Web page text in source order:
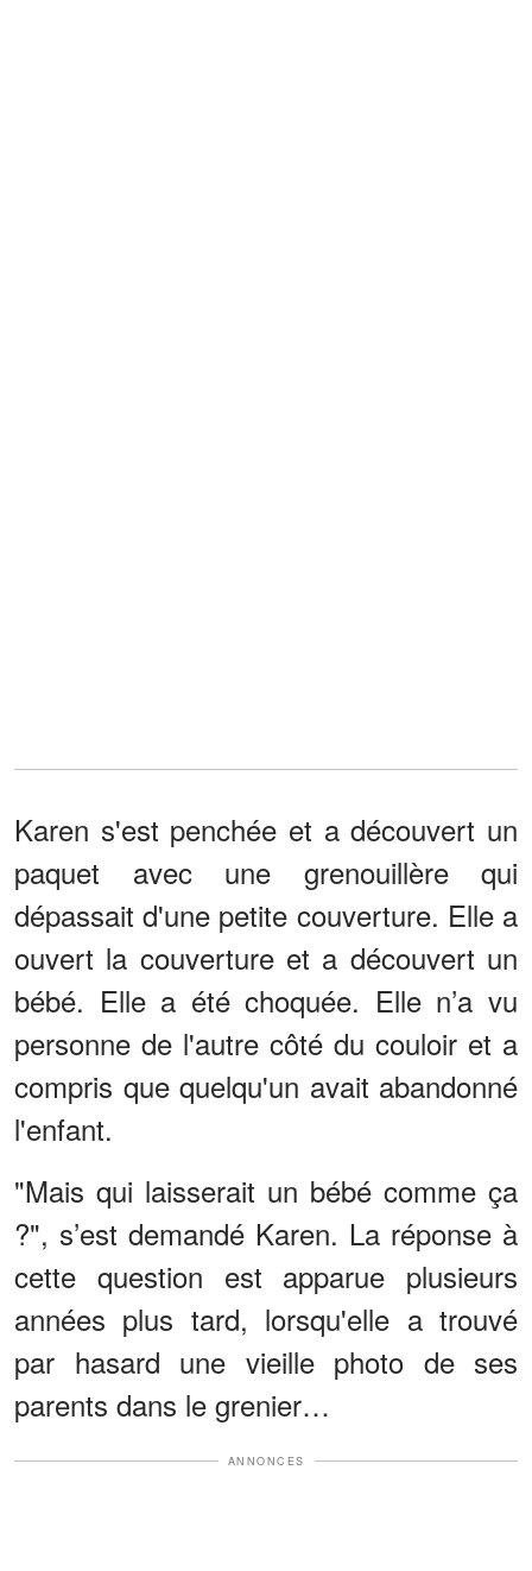
Karen s'est penchée et a découvert un
paquet avec une grenouillère qui
dépassait d'une petite couverture. Elle a
ouvert la couverture et a découvert un
bébé. Elle a été choquée. Elle n’a vu
personne de l'autre côté du couloir et a
compris que quelqu'un avait abandonné
l'enfant.
"Mais qui laisserait un bébé comme ça
?", s’est demandé Karen. La réponse à
cette question est apparue plusieurs
années plus tard, lorsqu'elle a trouvé
par hasard une vieille photo de ses
parents dans le grenier…
ANNONCES